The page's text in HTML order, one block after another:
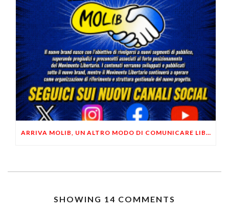
ARRIVA MOLIB, UN ALTRO MODO DI COMUNICARE LIBERTARIO
SHOWING 14 COMMENTS